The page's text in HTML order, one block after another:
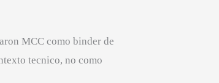
MCC como binder de
tecnico, no como